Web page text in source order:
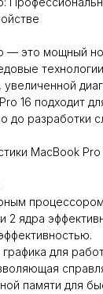
— это мощный
увеличенной
16 подходит
до разработки
MacBook Pro
2 ядра
для
памяти для